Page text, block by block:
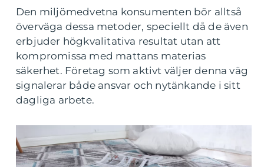
Den miljömedvetna konsumenten bör alltså
överväga dessa metoder, speciellt då de även
erbjuder högkvalitativa resultat utan att
kompromissa med mattans materias
säkerhet. Företag som aktivt väljer denna väg
signalerar både ansvar och nytänkande i sitt
dagliga arbete.